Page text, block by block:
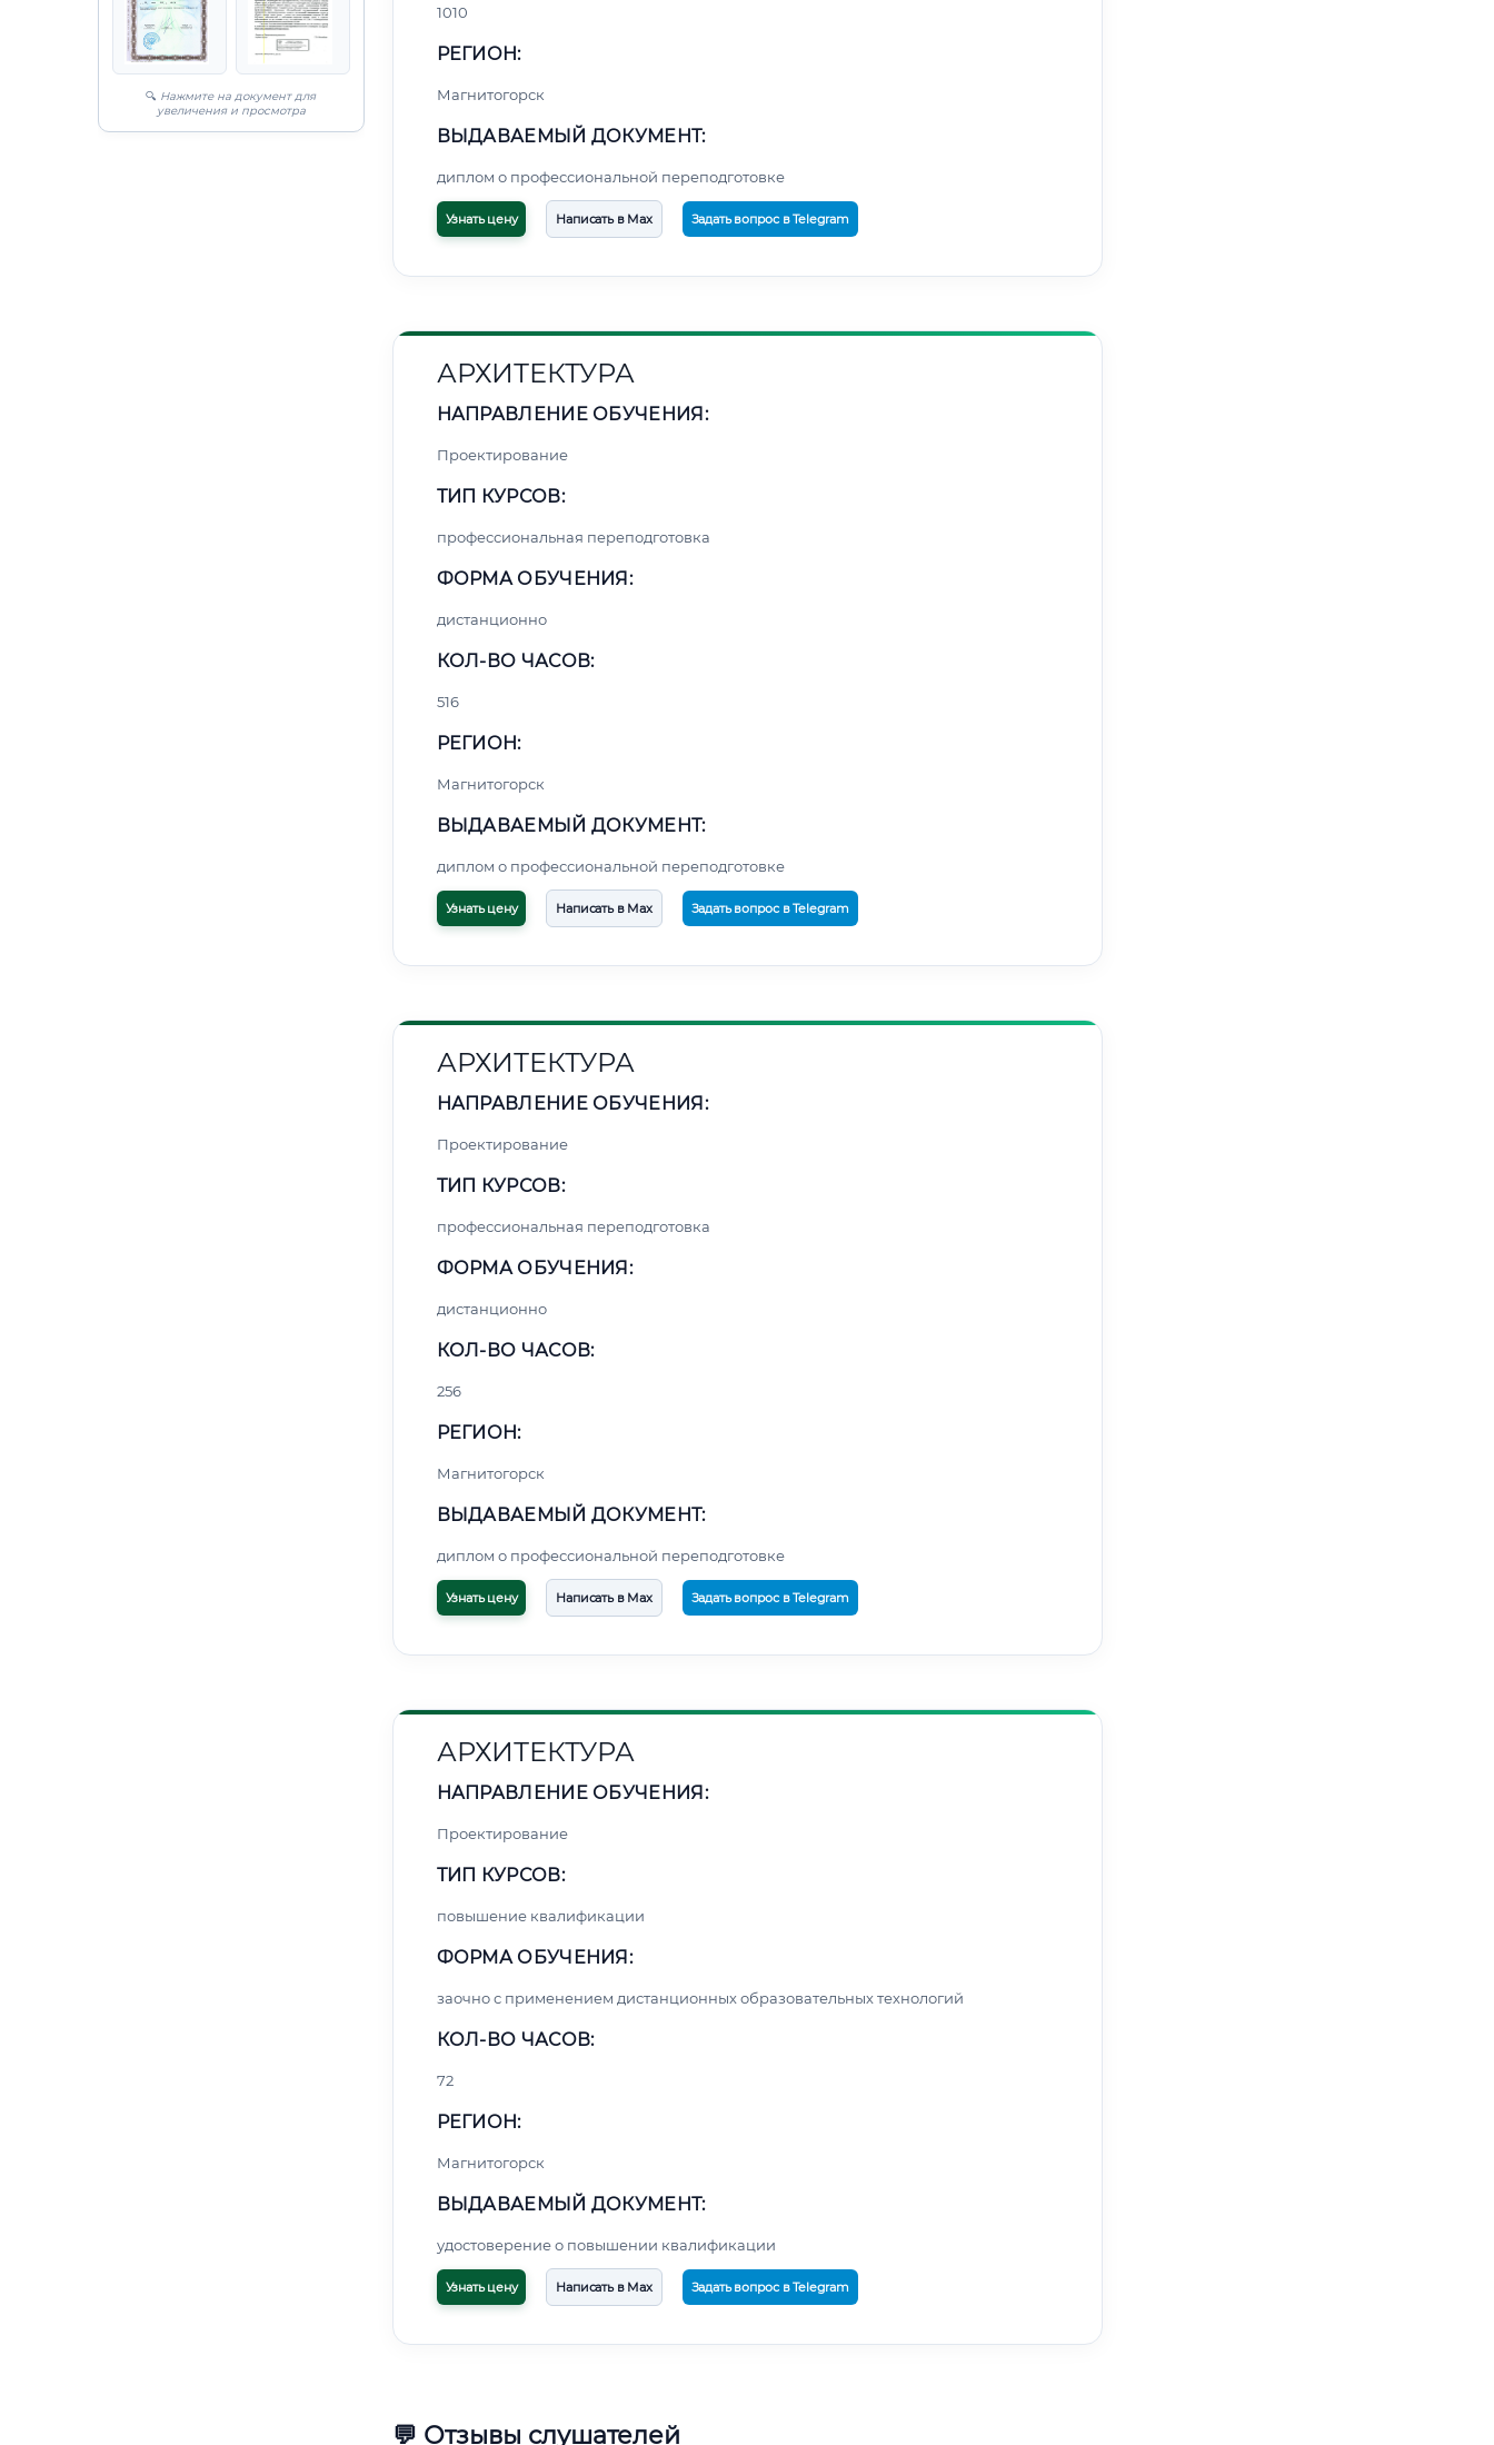
🔍 Нажмите на документ для
увеличения и просмотра
1010
РЕГИОН:
Магнитогорск
ВЫДАВАЕМЫЙ ДОКУМЕНТ:
диплом о профессиональной переподготовке
Узнать цену Написать в Max Задать вопрос в Telegram
АРХИТЕКТУРА
НАПРАВЛЕНИЕ ОБУЧЕНИЯ:
Проектирование
ТИП КУРСОВ:
профессиональная переподготовка
ФОРМА ОБУЧЕНИЯ:
дистанционно
КОЛ-ВО ЧАСОВ:
516
РЕГИОН:
Магнитогорск
ВЫДАВАЕМЫЙ ДОКУМЕНТ:
диплом о профессиональной переподготовке
Узнать цену Написать в Max Задать вопрос в Telegram
АРХИТЕКТУРА
НАПРАВЛЕНИЕ ОБУЧЕНИЯ:
Проектирование
ТИП КУРСОВ:
профессиональная переподготовка
ФОРМА ОБУЧЕНИЯ:
дистанционно
КОЛ-ВО ЧАСОВ:
256
РЕГИОН:
Магнитогорск
ВЫДАВАЕМЫЙ ДОКУМЕНТ:
диплом о профессиональной переподготовке
Узнать цену Написать в Max Задать вопрос в Telegram
АРХИТЕКТУРА
НАПРАВЛЕНИЕ ОБУЧЕНИЯ:
Проектирование
ТИП КУРСОВ:
повышение квалификации
ФОРМА ОБУЧЕНИЯ:
заочно с применением дистанционных образовательных технологий
КОЛ-ВО ЧАСОВ:
72
РЕГИОН:
Магнитогорск
ВЫДАВАЕМЫЙ ДОКУМЕНТ:
удостоверение о повышении квалификации
Узнать цену Написать в Max Задать вопрос в Telegram
💬 Отзывы слушателей